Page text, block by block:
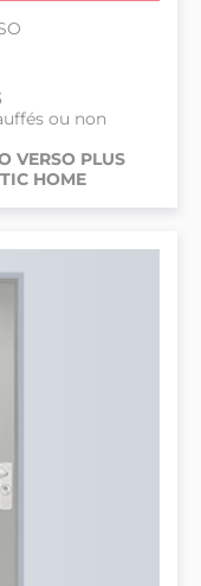
ou non
VERSO PLUS
HOME